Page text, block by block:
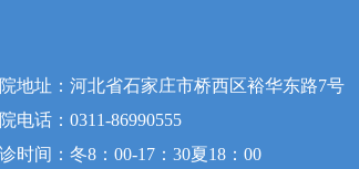
地址：河北省石家庄市桥西区裕华东路7号
电话：0311-86990555
时间：冬8：00-17：30夏18：00